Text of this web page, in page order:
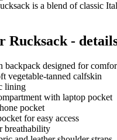
is a blend of classic
Rucksack -
backpack designed for
vegetable-tanned calfskin
lining
with laptop pocket
pocket
for easy access
breathability